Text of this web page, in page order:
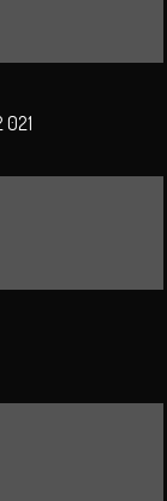
021